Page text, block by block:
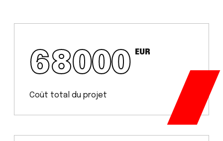
68000 EUR
Coût total du projet